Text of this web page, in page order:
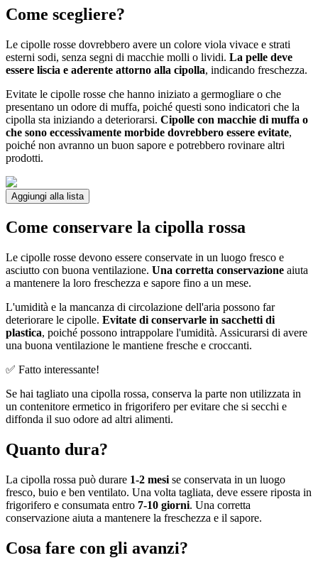
Come scegliere?
Le cipolle rosse dovrebbero avere un colore viola vivace e strati
esterni sodi, senza segni di macchie molli o lividi. La pelle deve
essere liscia e aderente attorno alla cipolla, indicando freschezza.
Evitate le cipolle rosse che hanno iniziato a germogliare o che
presentano un odore di muffa, poiché questi sono indicatori che la
cipolla sta iniziando a deteriorarsi. Cipolle con macchie di muffa o
che sono eccessivamente morbide dovrebbero essere evitate,
poiché non avranno un buon sapore e potrebbero rovinare altri
prodotti.
Aggiungi alla lista
Come conservare la cipolla rossa
Le cipolle rosse devono essere conservate in un luogo fresco e
asciutto con buona ventilazione. Una corretta conservazione aiuta
a mantenere la loro freschezza e sapore fino a un mese.
L'umidità e la mancanza di circolazione dell'aria possono far
deteriorare le cipolle. Evitate di conservarle in sacchetti di
plastica, poiché possono intrappolare l'umidità. Assicurarsi di avere
una buona ventilazione le mantiene fresche e croccanti.
✅ Fatto interessante!
Se hai tagliato una cipolla rossa, conserva la parte non utilizzata in
un contenitore ermetico in frigorifero per evitare che si secchi e
diffonda il suo odore ad altri alimenti.
Quanto dura?
La cipolla rossa può durare 1-2 mesi se conservata in un luogo
fresco, buio e ben ventilato. Una volta tagliata, deve essere riposta in
frigorifero e consumata entro 7-10 giorni. Una corretta
conservazione aiuta a mantenere la freschezza e il sapore.
Cosa fare con gli avanzi?